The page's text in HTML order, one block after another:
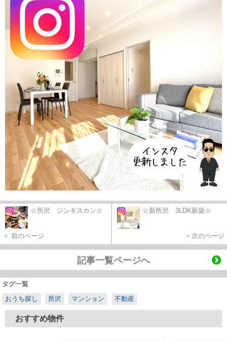
☆所沢 ジンギスカン☆
＜ 前のページ
☆新所沢 3LDK新築☆
＞次のページ
記事一覧ページへ
タグ一覧
おうち探し
所沢 マンション 不動産
おすすめ物件